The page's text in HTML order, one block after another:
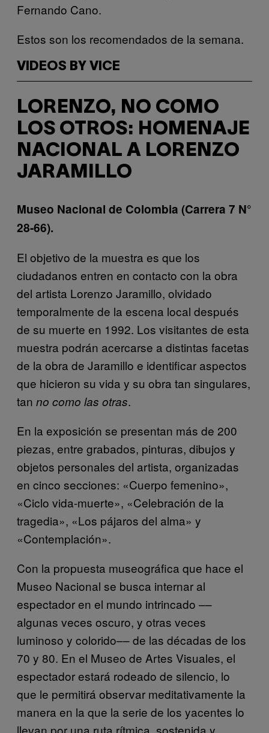
Fernando Cano.
Estos son los recomendados de la semana.
VIDEOS BY VICE
LORENZO, NO COMO
LOS OTROS: HOMENAJE
NACIONAL A LORENZO
JARAMILLO
Museo Nacional de Colombia (‎Carrera 7 N°
28-66).
El objetivo de la muestra es que los
ciudadanos entren en contacto con la obra
del artista Lorenzo Jaramillo, olvidado
temporalmente de la escena local después
de su muerte en 1992. Los visitantes de esta
muestra podrán acercarse a distintas facetas
de la obra de Jaramillo e identificar aspectos
que hicieron su vida y su obra tan singulares,
tan no como las otras.
En la exposición se presentan más de 200
piezas, entre grabados, pinturas, dibujos y
objetos personales del artista, organizadas
en cinco secciones: «Cuerpo femenino»,
«Ciclo vida-muerte», «Celebración de la
tragedia», «Los pájaros del alma» y
«Contemplación».
Con la propuesta museográfica que hace el
Museo Nacional se busca internar al
espectador en el mundo intrincado ––
algunas veces oscuro, y otras veces
luminoso y colorido–– de las décadas de los
70 y 80. En el Museo de Artes Visuales, el
espectador estará rodeado de silencio, lo
que le permitirá observar meditativamente la
manera en la que la serie de los yacentes lo
llevan por una ruta rítmica, sostenida y